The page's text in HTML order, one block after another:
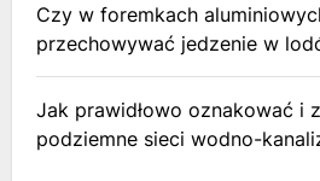
Czy w foremkach
przechowywać jedzenie w
Jak prawidłowo oznakować i
podziemne sieci wodno-